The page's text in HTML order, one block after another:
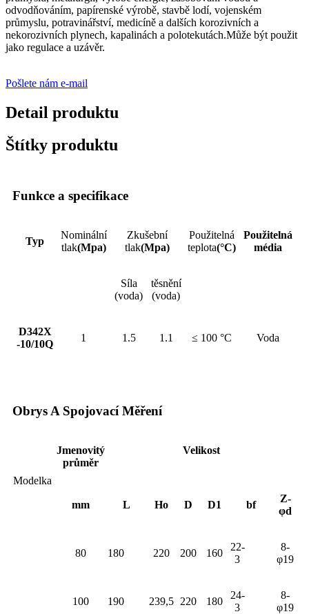
odvodňováním, papírenské výrobě, stavbě lodí, vojenském
průmyslu, potravinářství, medicíně a dalších korozivních a
nekorozivních plynech, kapalinách a polotekutách.Může být použit
jako regulace a uzávěr.
Pošlete nám e-mail
Detail produktu
Štítky produktu
Funkce a specifikace
Typ
Nominální
tlak(Mpa)
Zkušební
tlak(Mpa)
Použitelná
teplota(°C)
Použitelná
média
Síla
(voda)
těsnění
(voda)
D342X
-10/10Q
1 1.5 1.1 ≤ 100 °C Voda
Obrys A Spojovací Měření
Modelka
Jmenovitý
průměr
Velikost
mm L Ho D D1 bf
Z-
φd
80 180 220 200 160
22-
3
8-
φ19
100 190 239,5 220 180
24-
3
8-
φ19